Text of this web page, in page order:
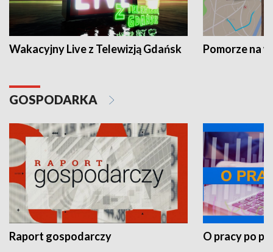
Wakacyjny Live z Telewizją Gdańsk Pomorze na
GOSPODARKA
Raport gospodarczy O pracy po